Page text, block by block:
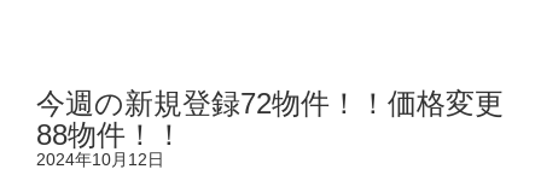
今週の新規登録72物件！！価格変更
88物件！！
2024年10月12日